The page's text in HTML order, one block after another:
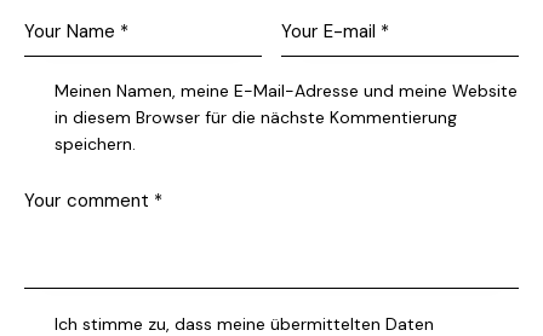
Meinen Namen, meine E-Mail-Adresse und meine Website
in diesem Browser für die nächste Kommentierung
speichern.
Ich stimme zu, dass meine übermittelten Daten